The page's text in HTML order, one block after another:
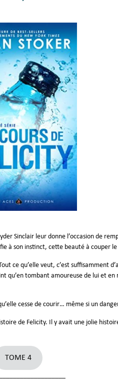
Sinclair leur donne l’occasion de
à son instinct, cette beauté à couper
ce qu’elle veut, c’est
qu’en tombant amoureuse de lui et
cesse de courir… même si un
de Felicity. Il y avait une jolie
TOME 4